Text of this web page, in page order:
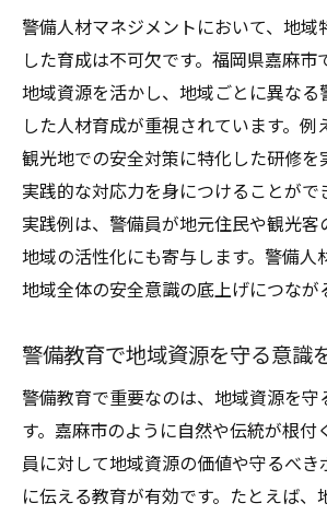
警備人材マネジメントにおいて、地域
した育成は不可欠です。福岡県嘉麻市
地域資源を活かし、地域ごとに異なる
した人材育成が重視されています。例
観光地での安全対策に特化した研修を
実践的な対応力を身につけることがで
実践例は、警備員が地元住民や観光客
地域の活性化にも寄与します。警備人
地域全体の安全意識の底上げにつなが
警備教育で地域資源を守る意識
警備教育で重要なのは、地域資源を守
す。嘉麻市のように自然や伝統が根付
員に対して地域資源の価値や守るべ
に伝える教育が有効です。たとえば、